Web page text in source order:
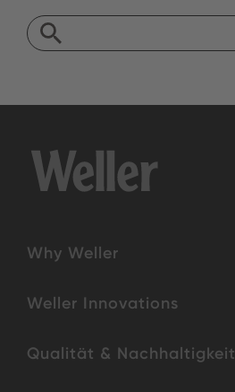
Why Weller
Weller Innovations
Qualität & Nachhaltigkeit